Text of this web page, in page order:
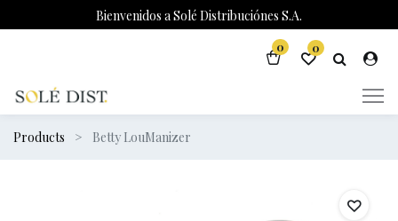
Bienvenidos a Solé Distribuciónes S.A.
0 0
Products Betty LouManizer